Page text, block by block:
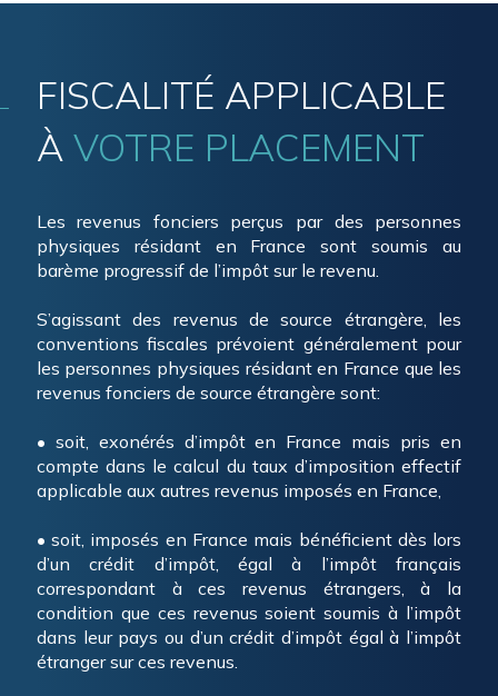
FISCALITÉ APPLICABLE
À VOTRE PLACEMENT
Les revenus fonciers perçus par des personnes
physiques résidant en France sont soumis au
barème progressif de l’impôt sur le revenu.
S’agissant des revenus de source étrangère, les
conventions fiscales prévoient généralement pour
les personnes physiques résidant en France que les
revenus fonciers de source étrangère sont:
• soit, exonérés d’impôt en France mais pris en
compte dans le calcul du taux d’imposition effectif
applicable aux autres revenus imposés en France,
• soit, imposés en France mais bénéficient dès lors
d’un crédit d’impôt, égal à l’impôt français
correspondant à ces revenus étrangers, à la
condition que ces revenus soient soumis à l’impôt
dans leur pays ou d’un crédit d’impôt égal à l’impôt
étranger sur ces revenus.